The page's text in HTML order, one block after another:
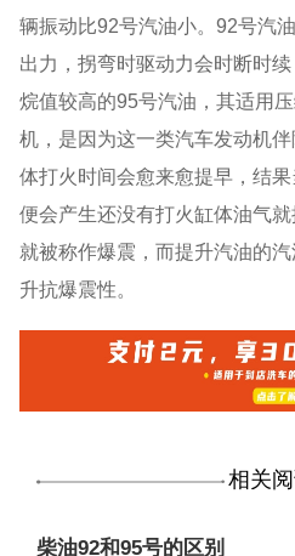
辆振动比92号汽油小。92号汽
出力，拐弯时驱动力会时断时
烷值较高的95号汽油，其适用
机，是因为这一类汽车发动机
体打火时间会愈来愈提早，结
便会产生还没有打火缸体油气
就被称作爆震，而提升汽油的
升抗爆震性。
相关
柴油92和95号的区别